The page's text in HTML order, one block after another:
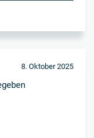
8. Oktober 2025